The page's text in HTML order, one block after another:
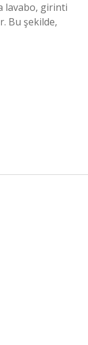
lavabo, girinti
Bu şekilde,